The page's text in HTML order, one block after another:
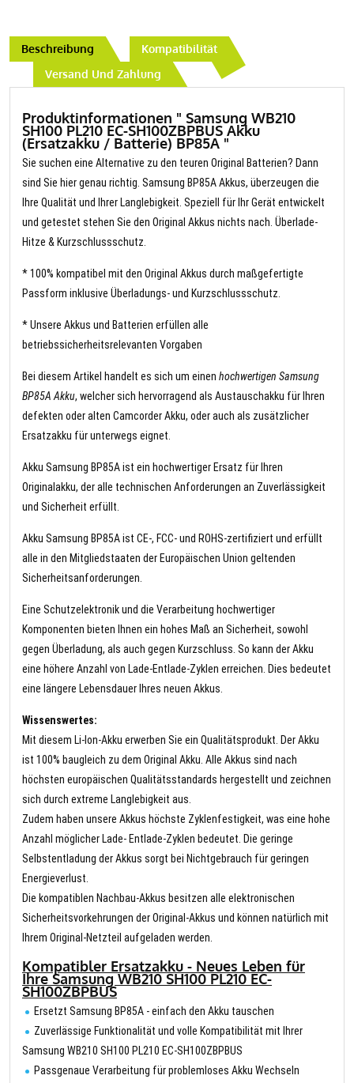
Beschreibung
Kompatibilität
Versand Und Zahlung
Produktinformationen " Samsung WB210
SH100 PL210 EC-SH100ZBPBUS Akku
(Ersatzakku / Batterie) BP85A "
Sie suchen eine Alternative zu den teuren Original Batterien? Dann
sind Sie hier genau richtig. Samsung BP85A Akkus, überzeugen die
Ihre Qualität und Ihrer Langlebigkeit. Speziell für Ihr Gerät entwickelt
und getestet stehen Sie den Original Akkus nichts nach. Überlade-
Hitze & Kurzschlussschutz.
* 100% kompatibel mit den Original Akkus durch maßgefertigte
Passform inklusive Überladungs- und Kurzschlussschutz.
* Unsere Akkus und Batterien erfüllen alle
betriebssicherheitsrelevanten Vorgaben
Bei diesem Artikel handelt es sich um einen hochwertigen Samsung
BP85A Akku, welcher sich hervorragend als Austauschakku für Ihren
defekten oder alten Camcorder Akku, oder auch als zusätzlicher
Ersatzakku für unterwegs eignet.
Akku Samsung BP85A ist ein hochwertiger Ersatz für Ihren
Originalakku, der alle technischen Anforderungen an Zuverlässigkeit
und Sicherheit erfüllt.
Akku Samsung BP85A ist CE-, FCC- und ROHS-zertifiziert und erfüllt
alle in den Mitgliedstaaten der Europäischen Union geltenden
Sicherheitsanforderungen.
Eine Schutzelektronik und die Verarbeitung hochwertiger
Komponenten bieten Ihnen ein hohes Maß an Sicherheit, sowohl
gegen Überladung, als auch gegen Kurzschluss. So kann der Akku
eine höhere Anzahl von Lade-Entlade-Zyklen erreichen. Dies bedeutet
eine längere Lebensdauer Ihres neuen Akkus.
Wissenswertes:
Mit diesem Li-Ion-Akku erwerben Sie ein Qualitätsprodukt. Der Akku
ist 100% baugleich zu dem Original Akku. Alle Akkus sind nach
höchsten europäischen Qualitätsstandards hergestellt und zeichnen
sich durch extreme Langlebigkeit aus.
Zudem haben unsere Akkus höchste Zyklenfestigkeit, was eine hohe
Anzahl möglicher Lade- Entlade-Zyklen bedeutet. Die geringe
Selbstentladung der Akkus sorgt bei Nichtgebrauch für geringen
Energieverlust.
Die kompatiblen Nachbau-Akkus besitzen alle elektronischen
Sicherheitsvorkehrungen der Original-Akkus und können natürlich mit
Ihrem Original-Netzteil aufgeladen werden.
Kompatibler Ersatzakku - Neues Leben für
Ihre Samsung WB210 SH100 PL210 EC-
SH100ZBPBUS
Ersetzt Samsung BP85A - einfach den Akku tauschen
Zuverlässige Funktionalität und volle Kompatibilität mit Ihrer
Samsung WB210 SH100 PL210 EC-SH100ZBPBUS
Passgenaue Verarbeitung für problemloses Akku Wechseln